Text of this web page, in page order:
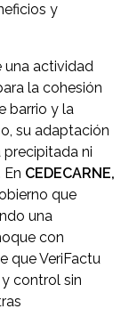
y
una actividad
la cohesión
barrio y la
su adaptación
precipitada ni
CEDECARNE,
que
una
con
que VeriFactu
control sin